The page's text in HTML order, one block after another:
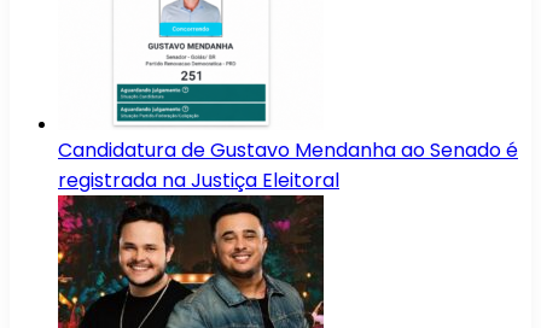
Candidatura de Gustavo Mendanha ao Senado é
registrada na Justiça Eleitoral